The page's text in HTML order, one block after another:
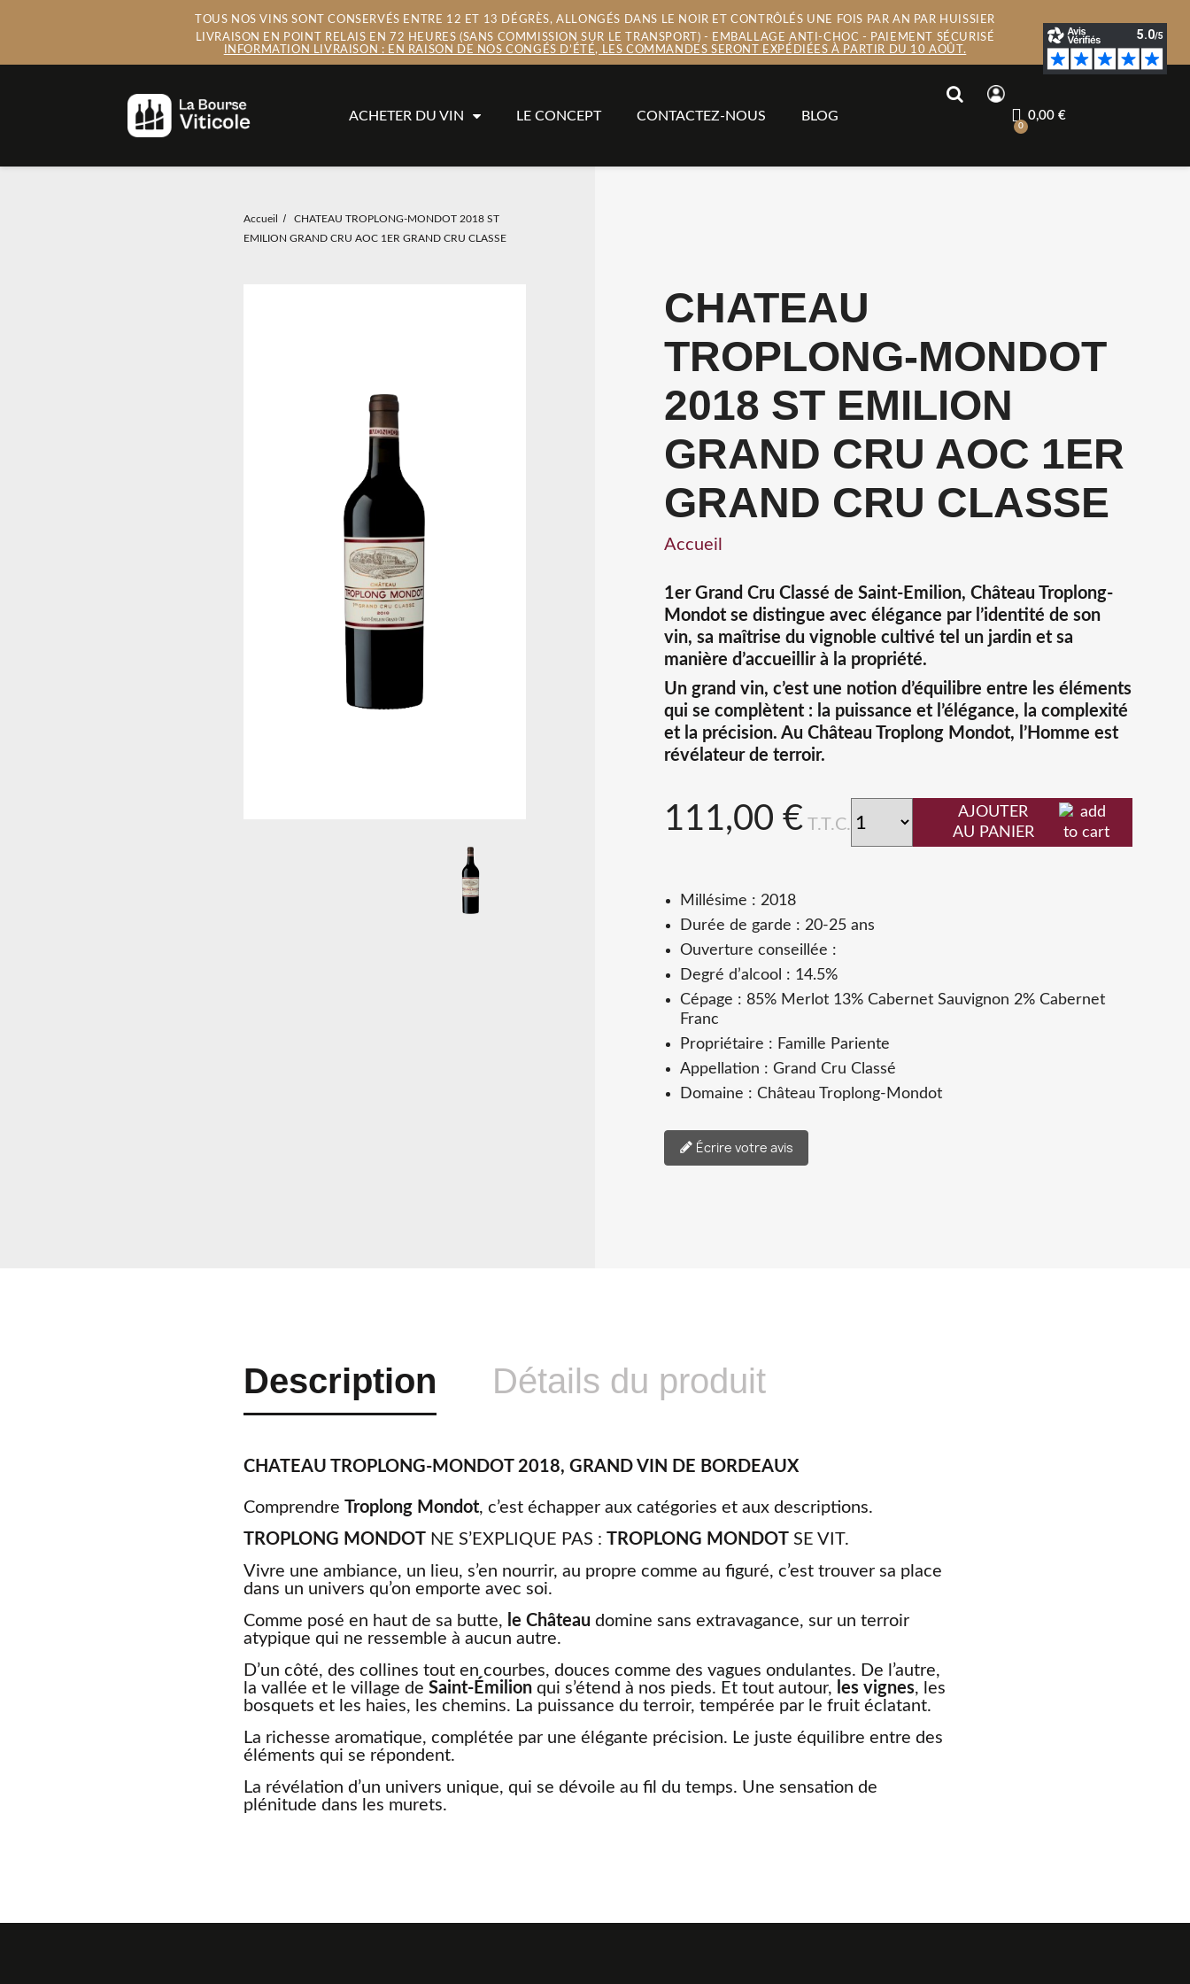
TOUS NOS VINS SONT CONSERVÉS ENTRE 12 ET 13 DÉGRÈS, ALLONGÉS DANS LE NOIR ET CONTRÔLÉS UNE FOIS PAR AN PAR HUISSIER
LIVRAISON EN POINT RELAIS EN 72 HEURES (SANS COMMISSION SUR LE TRANSPORT) - EMBALLAGE ANTI-CHOC - PAIEMENT SÉCURISÉ
INFORMATION LIVRAISON : EN RAISON DE NOS CONGÉS D’ÉTÉ, LES COMMANDES SERONT EXPÉDIÉES À PARTIR DU 10 AOÛT.
ACHETER DU VIN LE CONCEPT CONTACTEZ-NOUS BLOG 0,00 €
Accueil
CHATEAU TROPLONG-MONDOT 2018 ST
EMILION GRAND CRU AOC 1ER GRAND CRU CLASSE
CHATEAU
TROPLONG-MONDOT
2018 ST EMILION
GRAND CRU AOC 1ER
GRAND CRU CLASSE
Accueil
1er Grand Cru Classé de Saint-Emilion, Château Troplong-
Mondot se distingue avec élégance par l’identité de son
vin, sa maîtrise du vignoble cultivé tel un jardin et sa
manière d’accueillir à la propriété.
Un grand vin, c’est une notion d’équilibre entre les éléments
qui se complètent : la puissance et l’élégance, la complexité
et la précision. Au Château Troplong Mondot, l’Homme est
révélateur de terroir.
111,00 € T.T.C.
AJOUTER
AU PANIER
Millésime : 2018
Durée de garde : 20-25 ans
Ouverture conseillée :
Degré d’alcool : 14.5%
Cépage : 85% Merlot 13% Cabernet Sauvignon 2% Cabernet
Franc
Propriétaire : Famille Pariente
Appellation : Grand Cru Classé
Domaine : Château Troplong-Mondot
Écrire votre avis
Description Détails du produit
CHATEAU TROPLONG-MONDOT 2018, GRAND VIN DE BORDEAUX
Comprendre Troplong Mondot, c’est échapper aux catégories et aux descriptions.
TROPLONG MONDOT
NE S’EXPLIQUE PAS : TROPLONG MONDOT
SE VIT.
Vivre une ambiance, un lieu, s’en nourrir, au propre comme au figuré, c’est trouver sa place
dans un univers qu’on emporte avec soi.
Comme posé en haut de sa butte, le Château domine sans extravagance, sur un terroir
atypique qui ne ressemble à aucun autre.
D’un côté, des collines tout en courbes, douces comme des vagues ondulantes. De l’autre,
la vallée et le village de Saint-Émilionqui s’étend à nos pieds. Et tout autour, les vignes, les
bosquets et les haies, les chemins. La puissance du terroir, tempérée par le fruit éclatant.
La richesse aromatique, complétée par une élégante précision. Le juste équilibre entre des
éléments qui se répondent.
La révélation d’un univers unique, qui se dévoile au fil du temps. Une sensation de
plénitude dans les murets.